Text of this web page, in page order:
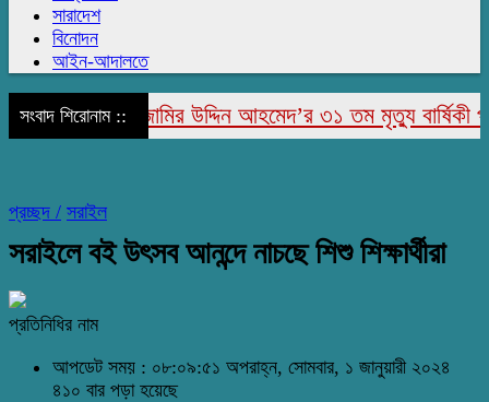
সারাদেশ
বিনোদন
আইন-আদালতে
সংবাদ শিরোনাম ::
মরহুম জামির উদ্দিন আহমেদ’র ৩১ তম মৃত্যু বার্ষিকী
প্রচ্ছদ / সরাইল
সরাইলে বই উৎসব আনন্দে নাচছে শিশু শিক্ষার্থীরা
প্রতিনিধির নাম
আপডেট সময় : ০৮:০৯:৫১ অপরাহ্ন, সোমবার, ১ জানুয়ারী ২০২৪
৪১০ বার পড়া হয়েছে